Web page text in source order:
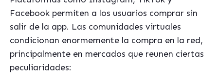
Facebook permiten a los usuarios comprar sin
salir de la app. Las comunidades virtuales
condicionan enormemente la compra en la red,
principalmente en mercados que reunen ciertas
peculiaridades: